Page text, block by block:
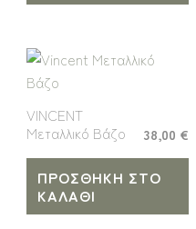
VINCENT
Μεταλλικό Βάζο
38,00 €
ΠΡΟΣΘΉΚΗ ΣΤΟ
ΚΑΛΆΘΙ